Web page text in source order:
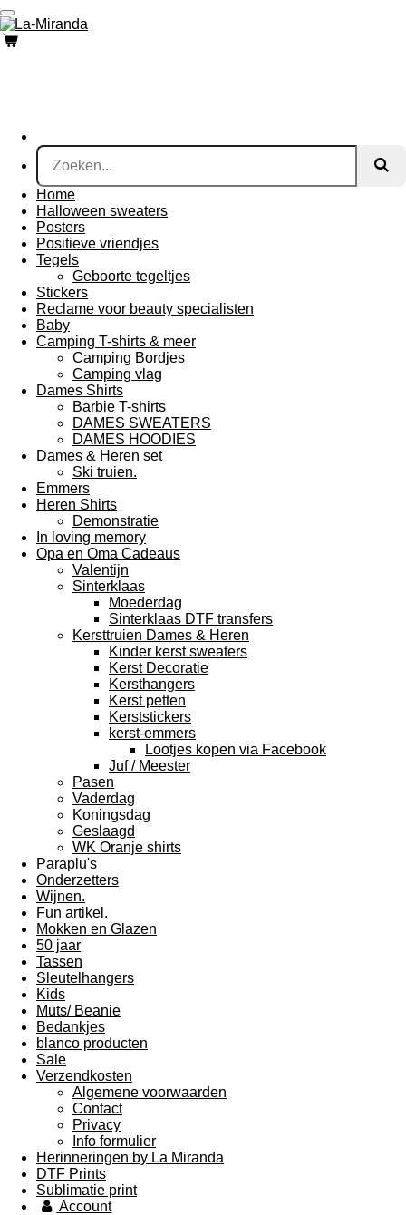
Ga
direct
naar
Home
Halloween sweaters
Posters
Positieve vriendjes
Tegels
Geboorte tegeltjes
Stickers
Reclame voor beauty specialisten
Baby
Camping T-shirts & meer
Camping Bordjes
Camping vlag
Dames Shirts
Barbie T-shirts
DAMES SWEATERS
DAMES HOODIES
Dames & Heren set
Ski truien.
Emmers
Heren Shirts
Demonstratie
In loving memory
Opa en Oma Cadeaus
Valentijn
Sinterklaas
Moederdag
Sinterklaas DTF transfers
Kersttruien Dames & Heren
Kinder kerst sweaters
Kerst Decoratie
Kersthangers
Kerst petten
Kerststickers
kerst-emmers
Lootjes kopen via Facebook
Juf / Meester
Pasen
Vaderdag
Koningsdag
Geslaagd
WK Oranje shirts
Paraplu's
Onderzetters
Wijnen.
Fun artikel.
Mokken en Glazen
50 jaar
Tassen
Sleutelhangers
Kids
Muts/ Beanie
Bedankjes
blanco producten
Sale
Verzendkosten
Algemene voorwaarden
Contact
Privacy
Info formulier
Herinneringen by La Miranda
DTF Prints
Sublimatie print
Account